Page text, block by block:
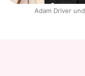
Adam Driver